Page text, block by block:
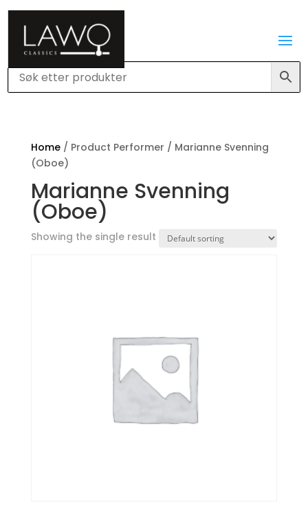
Home/ Product Performer / Marianne Svenning
(Oboe)
Marianne Svenning
(Oboe)
Showing the single result